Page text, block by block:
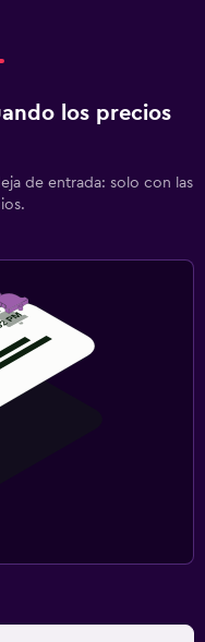
los precios
de entrada: solo con las